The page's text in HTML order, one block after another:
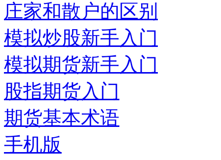
庄家和散户的区别
模拟炒股新手入门
模拟期货新手入门
股指期货入门
期货基本术语
手机版